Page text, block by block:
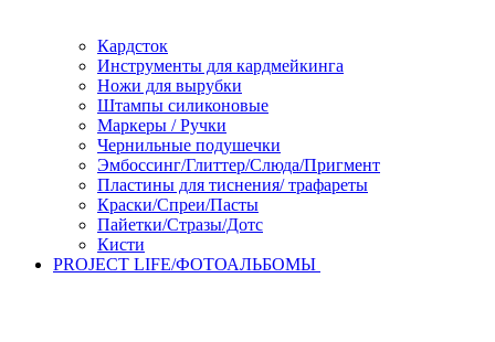
Кардсток
Инструменты для кардмейкинга
Ножи для вырубки
Штампы силиконовые
Маркеры / Ручки
Чернильные подушечки
Эмбоссинг/Глиттер/Слюда/Пригмент
Пластины для тиснения/ трафареты
Краски/Спреи/Пасты
Пайетки/Стразы/Дотс
Кисти
PROJECT LIFE/ФОТОАЛЬБОМЫ